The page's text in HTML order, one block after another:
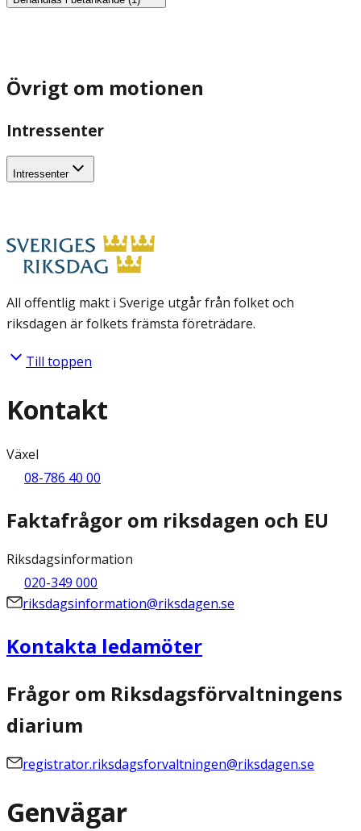
Övrigt om motionen
Intressenter
Intressenter
All offentlig makt i Sverige utgår från folket och
riksdagen är folkets främsta företrädare.
Till toppen
Kontakt
Växel
08-786 40 00
Faktafrågor om riksdagen och EU
Riksdagsinformation
020-349 000
riksdagsinformation@riksdagen.se
Kontakta ledamöter
Frågor om Riksdagsförvaltningens
diarium
registrator.riksdagsforvaltningen@riksdagen.se
Genvägar